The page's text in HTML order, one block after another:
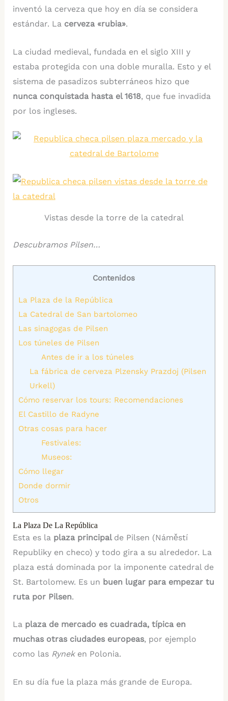
inventó la cerveza que hoy en día se considera
estándar. La cerveza «rubia».
La ciudad medieval, fundada en el siglo XIII y
estaba protegida con una doble muralla. Esto y el
sistema de pasadizos subterráneos hizo que
nunca conquistada hasta el 1618, que fue invadida
por los ingleses.
Vistas desde la torre de la catedral
Descubramos Pilsen…
Contenidos
La Plaza de la República
La Catedral de San bartolomeo
Las sinagogas de Pilsen
Los túneles de Pilsen
Antes de ir a los túneles
La fábrica de cerveza Plzensky Prazdoj (Pilsen
Urkell)
Cómo reservar los tours: Recomendaciones
El Castillo de Radyne
Otras cosas para hacer
Festivales:
Museos:
Cómo llegar
Donde dormir
Otros
La Plaza De La República
Esta es la plaza principal de Pilsen (Náměstí
Republiky en checo) y todo gira a su alrededor. La
plaza está dominada por la imponente catedral de
St. Bartolomew. Es un buen lugar para empezar tu
ruta por Pilsen.
La plaza de mercado es cuadrada, típica en
muchas otras ciudades europeas, por ejemplo
como las Ryneken Polonia.
En su día fue la plaza más grande de Europa.